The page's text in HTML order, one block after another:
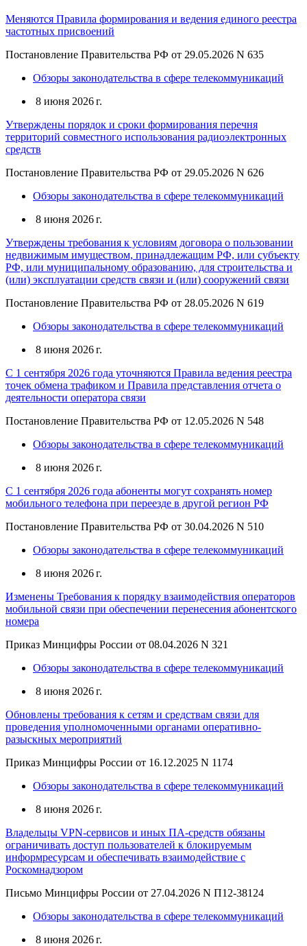
Меняются Правила формирования и ведения единого реестра
частотных присвоений
Постановление Правительства РФ от 29.05.2026 N 635
Обзоры законодательства в сфере телекоммуникаций
8 июня 2026 г.
Утверждены порядок и сроки формирования перечня
территорий совместного использования радиоэлектронных
средств
Постановление Правительства РФ от 29.05.2026 N 626
Обзоры законодательства в сфере телекоммуникаций
8 июня 2026 г.
Утверждены требования к условиям договора о пользовании
недвижимым имуществом, принадлежащим РФ, или субъекту
РФ, или муниципальному образованию, для строительства и
(или) эксплуатации средств связи и (или) сооружений связи
Постановление Правительства РФ от 28.05.2026 N 619
Обзоры законодательства в сфере телекоммуникаций
8 июня 2026 г.
С 1 сентября 2026 года уточняются Правила ведения реестра
точек обмена трафиком и Правила представления отчета о
деятельности оператора связи
Постановление Правительства РФ от 12.05.2026 N 548
Обзоры законодательства в сфере телекоммуникаций
8 июня 2026 г.
С 1 сентября 2026 года абоненты могут сохранять номер
мобильного телефона при переезде в другой регион РФ
Постановление Правительства РФ от 30.04.2026 N 510
Обзоры законодательства в сфере телекоммуникаций
8 июня 2026 г.
Изменены Требования к порядку взаимодействия операторов
мобильной связи при обеспечении перенесения абонентского
номера
Приказ Минцифры России от 08.04.2026 N 321
Обзоры законодательства в сфере телекоммуникаций
8 июня 2026 г.
Обновлены требования к сетям и средствам связи для
проведения уполномоченными органами оперативно-
разыскных мероприятий
Приказ Минцифры России от 16.12.2025 N 1174
Обзоры законодательства в сфере телекоммуникаций
8 июня 2026 г.
Владельцы VPN-сервисов и иных ПА-средств обязаны
ограничивать доступ пользователей к блокируемым
информресурсам и обеспечивать взаимодействие с
Роскомнадзором
Письмо Минцифры России от 27.04.2026 N П12-38124
Обзоры законодательства в сфере телекоммуникаций
8 июня 2026 г.